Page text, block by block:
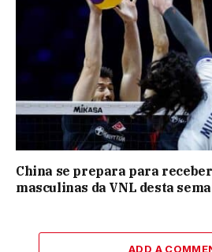
China se prepara para
masculinas da VNL desta
ADD A